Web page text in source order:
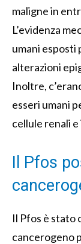
maligne in
L’evidenza
umani esposti
alterazioni
Inoltre,
esseri umani
cellule renali
Il Pfos
Il Pfos è stato
cancerogeno